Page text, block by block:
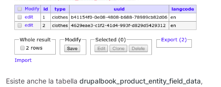
Esiste anche la tabella drupalbook_product_entity_field_data,